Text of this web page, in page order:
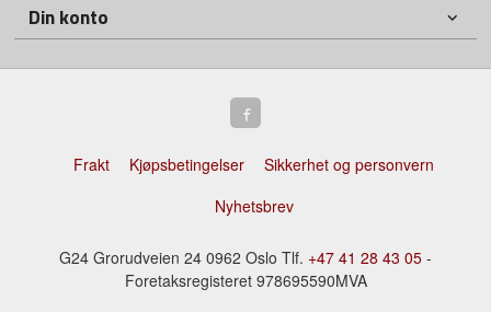
Din konto
Frakt Kjøpsbetingelser
Sikkerhet og personvern
Nyhetsbrev
G24 Grorudveien 24 0962 Oslo Tlf. +47 41 28 43 05 -
Foretaksregisteret 978695590MVA